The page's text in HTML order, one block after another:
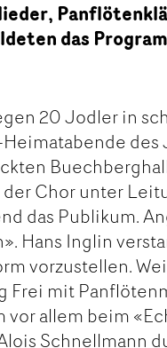
das
20 Jodler in
Chor unter
das Publikum.
Hans Inglin
vorzustellen.
Frei mit
vor allem beim
Schnellmann